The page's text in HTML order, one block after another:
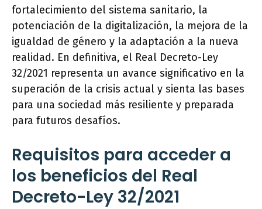
fortalecimiento del sistema sanitario, la
potenciación de la digitalización, la mejora de la
igualdad de género y la adaptación a la nueva
realidad. En definitiva, el Real Decreto-Ley
32/2021 representa un avance significativo en la
superación de la crisis actual y sienta las bases
para una sociedad más resiliente y preparada
para futuros desafíos.
Requisitos para acceder a
los beneficios del Real
Decreto-Ley 32/2021